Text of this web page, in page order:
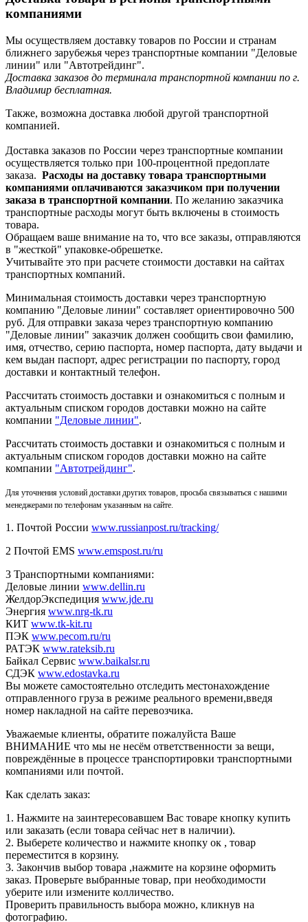
компаниями
Мы осуществляем доставку товаров по России и странам
ближнего зарубежья через транспортные компании "Деловые
линии" или "Автотрейдинг".
Доставка заказов до терминала транспортной компании по г.
Владимир бесплатная.
Также, возможна доставка любой другой транспортной
компанией.
Доставка заказов по России через транспортные компании
осуществляется только при 100-процентной предоплате
заказа. Расходы на доставку товара транспортными
компаниями оплачиваются заказчиком при получении
заказа в транспортной компании. По желанию заказчика
транспортные расходы могут быть включены в стоимость
товара.
Обращаем ваше внимание на то, что все заказы, отправляются
в "жесткой" упаковке-обрешетке.
Учитывайте это при расчете стоимости доставки на сайтах
транспортных компаний.
Минимальная стоимость доставки через транспортную
компанию "Деловые линии" составляет ориентировочно 500
руб. Для отправки заказа через транспортную компанию
"Деловые линии" заказчик должен сообщить свои фамилию,
имя, отчество, серию паспорта, номер паспорта, дату выдачи и
кем выдан паспорт, адрес регистрации по паспорту, город
доставки и контактный телефон.
Рассчитать стоимость доставки и ознакомиться с полным и
актуальным списком городов доставки можно на сайте
компании "Деловые линии".
Рассчитать стоимость доставки и ознакомиться с полным и
актуальным списком городов доставки можно на сайте
компании "Автотрейдинг".
Для уточнения условий доставки других товаров, просьба связываться с нашими
менеджерами по телефонам указанным на сайте.
1. Почтой России www.russianpost.ru/tracking/
2 Почтой EMS www.emspost.ru/ru
3 Транспортными компаниями:
Деловые линии www.dellin.ru
ЖелдорЭкспедиция www.jde.ru
Энергия www.nrg-tk.ru
КИТ www.tk-kit.ru
ПЭК www.pecom.ru/ru
РАТЭК www.rateksib.ru
Байкал Сервис www.baikalsr.ru
СДЭК www.edostavka.ru
Вы можете самостоятельно отследить местонахождение
отправленного груза в режиме реального времени,введя
номер накладной на сайте перевозчика.
Уважаемые клиенты, обратите пожалуйста Ваше
ВНИМАНИЕ что мы не несём ответственности за вещи,
повреждённые в процессе транспортировки транспортными
компаниями или почтой.
Как сделать заказ:
1. Нажмите на заинтересовавшем Вас товаре кнопку купить
или заказать (если товара сейчас нет в наличии).
2. Выберете количество и нажмите кнопку ок , товар
переместится в корзину.
3. Закончив выбор товара ,нажмите на корзине оформить
заказ. Проверьте выбранные товар, при необходимости
уберите или измените колличество.
Проверить правильность выбора можно, кликнув на
фотографию.